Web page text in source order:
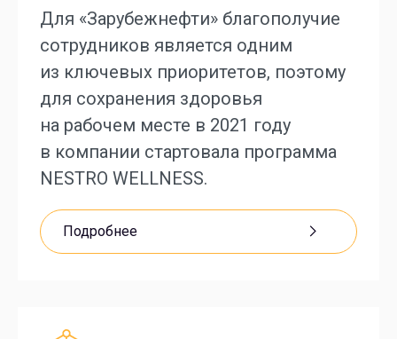
Для «Зарубежнефти» благополучие
сотрудников является одним
из ключевых приоритетов, поэтому
для сохранения здоровья
на рабочем месте в 2021 году
в компании стартовала программа
NESTRO WELLNESS.
Подробнее